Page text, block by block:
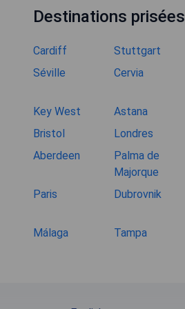
Destinations prisées
Cardiff Stuttgart
Séville
Cervia
Key West
Astana
Bristol
Londres
Aberdeen
Palma de
Majorque
Paris Dubrovnik
Málaga
Tampa